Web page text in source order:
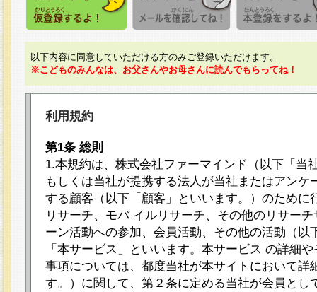
以下内容に同意していただける方のみご登録いただけます。
※こどものみんなは、お父さんやお母さんに読んでもらってね！
利用規約
第1条 総則
1.本規約は、株式会社ファーマインド（以下「当
もしくは当社が提携する法人が当社またはアンケ
する顧客（以下「顧客」といいます。）のために
リサーチ、モバ イルリサーチ、その他のリサー
ーン活動への参加、会員活動、その他の活動（以
「本サービス」といいます。本サービス の詳細
事項については、都度当社が本サイトにおいて詳
す。）に関して、第２条に定める当社が会員とし